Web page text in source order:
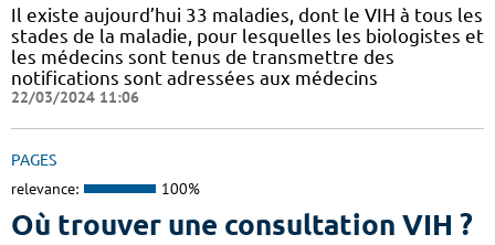
Il existe aujourd’hui 33 maladies, dont le VIH à tous les
stades de la maladie, pour lesquelles les biologistes et
les médecins sont tenus de transmettre des
notifications sont adressées aux médecins
22/03/2024 11:06
PAGES
relevance: 100%
Où trouver une consultation VIH ?